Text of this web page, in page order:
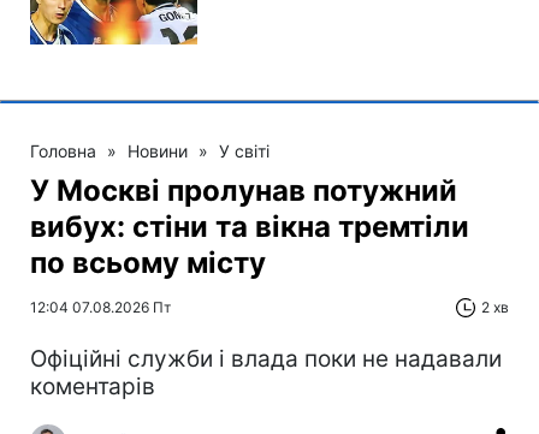
Головна » Новини » У світі
У Москві пролунав потужний
вибух: стіни та вікна тремтіли
по всьому місту
12:04 07.08.2026 Пт 2 хв
Офіційні служби і влада поки не надавали
коментарів